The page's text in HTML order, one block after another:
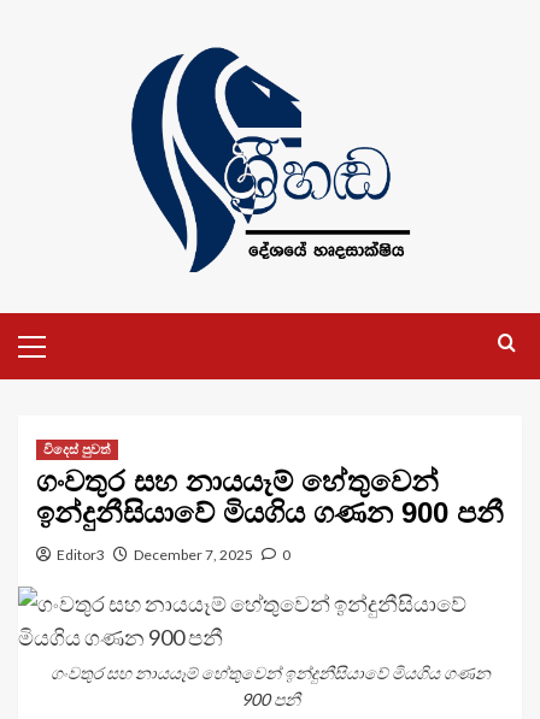
Menu
විදෙස් පුවත්
ගංවතුර සහ නායයෑම් හේතුවෙන්
ඉන්දුනීසියාවේ මියගිය ගණන 900 පනී
Editor3 December 7, 2025 0
ගංවතුර සහ නායයෑම් හේතුවෙන් ඉන්දුනීසියාවේ මියගිය ගණන
900 පනී